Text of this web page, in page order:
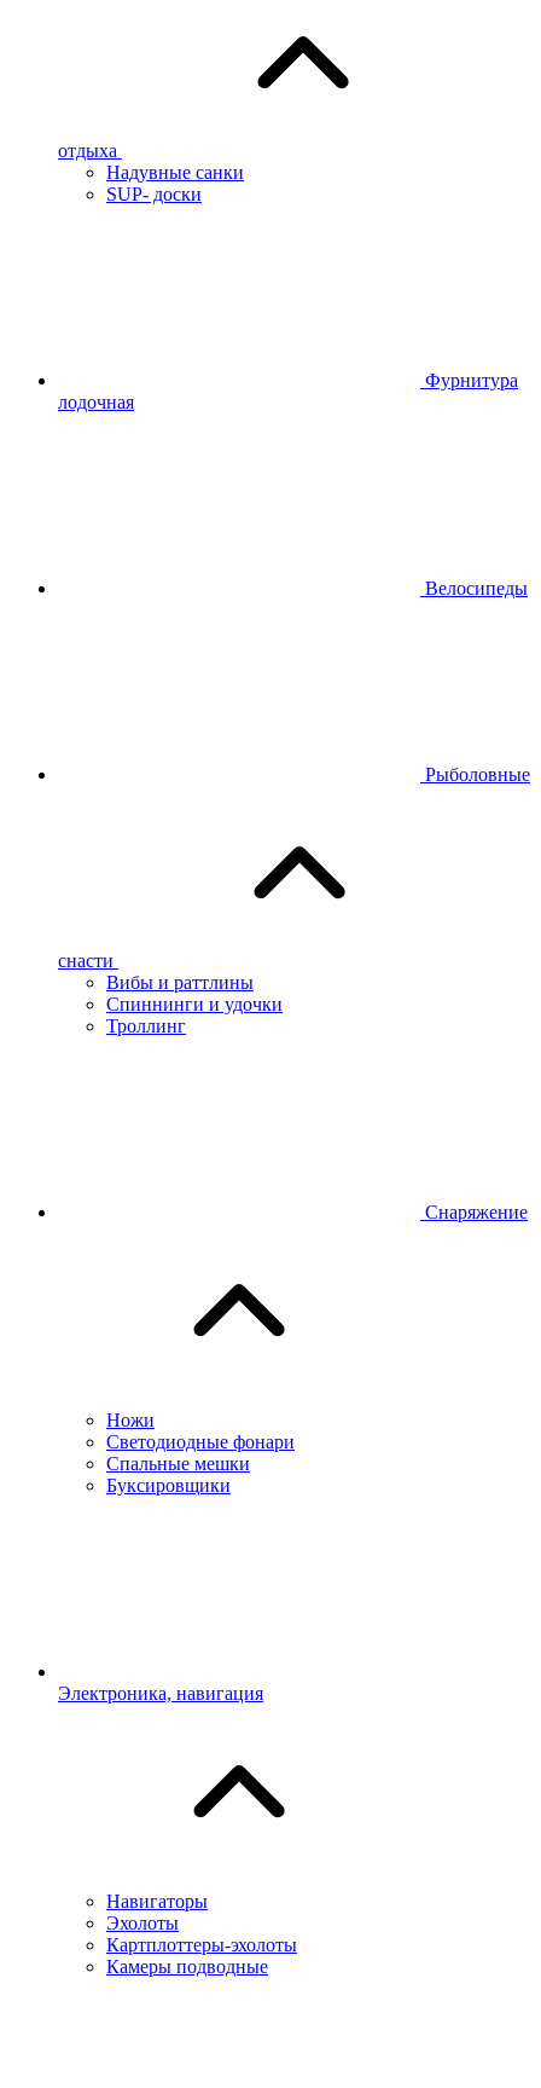
отдыха
Надувные санки
SUP- доски
Фурнитура
лодочная
Велосипеды
Рыболовные
снасти
Вибы и раттлины
Спиннинги и удочки
Троллинг
Снаряжение
Ножи
Светодиодные фонари
Спальные мешки
Буксировщики
Электроника, навигация
Навигаторы
Эхолоты
Картплоттеры-эхолоты
Камеры подводные